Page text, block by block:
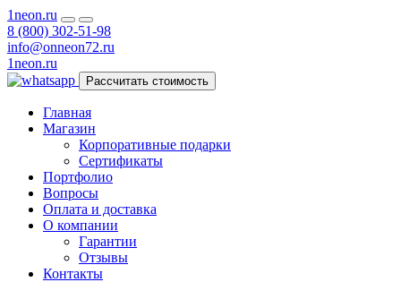
1neon.ru
8 (800) 302-51-98
info@onneon72.ru
1neon.ru
Рассчитать стоимость
Главная
Магазин
Корпоративные подарки
Сертификаты
Портфолио
Вопросы
Оплата и доставка
О компании
Гарантии
Отзывы
Контакты